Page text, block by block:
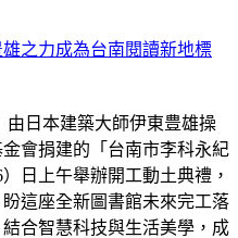
之力成為台南閱讀新地標
由日本建築大師伊東豊雄操
會捐建的「台南市李科永紀
日上午舉辦開工動土典禮，
這座全新圖書館未來完工落
合智慧科技與生活美學，成